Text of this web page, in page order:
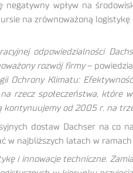
wpływ na
na zrównoważoną
odpowiedzialności
rozwój firmy–
Ochrony Klimatu:
rzecz społeczeństwa, które
kontynuujemy od 2005 r. na
dostaw Dachser na co
w najbliższych latach w
i innowacje techniczne.